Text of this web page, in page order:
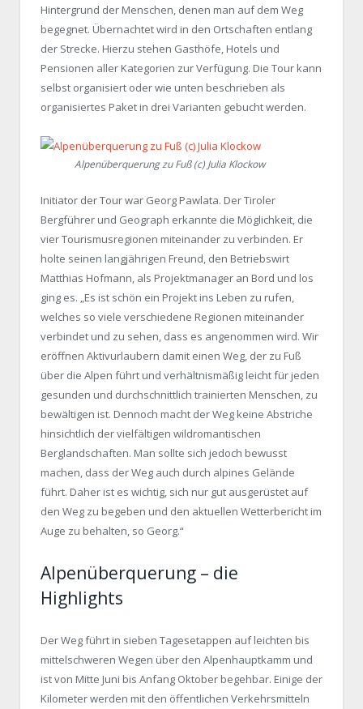
Hintergrund der Menschen, denen man auf dem Weg
begegnet. Übernachtet wird in den Ortschaften entlang
der Strecke. Hierzu stehen Gasthöfe, Hotels und
Pensionen aller Kategorien zur Verfügung. Die Tour kann
selbst organisiert oder wie unten beschrieben als
organisiertes Paket in drei Varianten gebucht werden.
Alpenüberquerung zu Fuß (c) Julia Klockow
Initiator der Tour war Georg Pawlata. Der Tiroler
Bergführer und Geograph erkannte die Möglichkeit, die
vier Tourismusregionen miteinander zu verbinden. Er
holte seinen langjährigen Freund, den Betriebswirt
Matthias Hofmann, als Projektmanager an Bord und los
ging es. „Es ist schön ein Projekt ins Leben zu rufen,
welches so viele verschiedene Regionen miteinander
verbindet und zu sehen, dass es angenommen wird. Wir
eröffnen Aktivurlaubern damit einen Weg, der zu Fuß
über die Alpen führt und verhältnismäßig leicht für jeden
gesunden und durchschnittlich trainierten Menschen, zu
bewältigen ist. Dennoch macht der Weg keine Abstriche
hinsichtlich der vielfältigen wildromantischen
Berglandschaften. Man sollte sich jedoch bewusst
machen, dass der Weg auch durch alpines Gelände
führt. Daher ist es wichtig, sich nur gut ausgerüstet auf
den Weg zu begeben und den aktuellen Wetterbericht im
Auge zu behalten, so Georg.“
Alpenüberquerung – die
Highlights
Der Weg führt in sieben Tagesetappen auf leichten bis
mittelschweren Wegen über den Alpenhauptkamm und
ist von Mitte Juni bis Anfang Oktober begehbar. Einige der
Kilometer werden mit den öffentlichen Verkehrsmitteln